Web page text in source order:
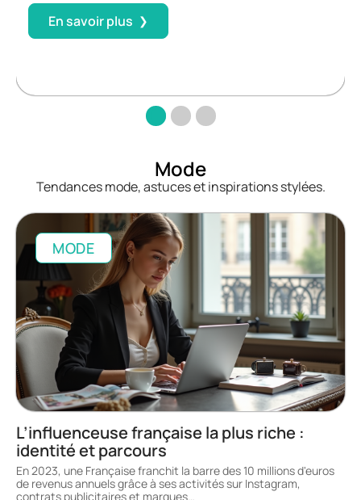
En savoir plus
Mode
Tendances mode, astuces et inspirations stylées.
MODE
L’influenceuse française la plus riche :
identité et parcours
En 2023, une Française franchit la barre des 10 millions d'euros
de revenus annuels grâce à ses activités sur Instagram,
contrats publicitaires et marques…